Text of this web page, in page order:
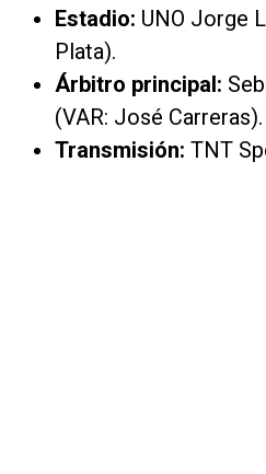
Estadio: UNO Jorge
Plata).
Árbitro principal:
(VAR: José Carreras).
Transmisión: TNT